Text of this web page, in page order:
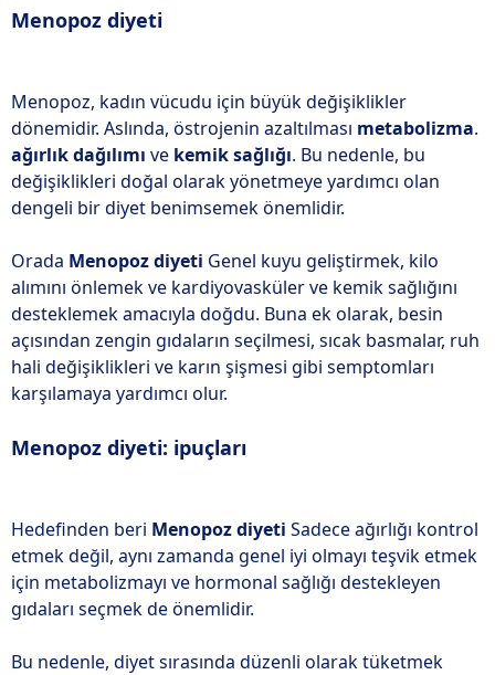
Menopoz diyeti
Menopoz, kadın vücudu için büyük değişiklikler
dönemidir. Aslında, östrojenin azaltılması metabolizma.
ağırlık dağılımı ve kemik sağlığı. Bu nedenle, bu
değişiklikleri doğal olarak yönetmeye yardımcı olan
dengeli bir diyet benimsemek önemlidir.
Orada Menopoz diyeti Genel kuyu geliştirmek, kilo
alımını önlemek ve kardiyovasküler ve kemik sağlığını
desteklemek amacıyla doğdu. Buna ek olarak, besin
açısından zengin gıdaların seçilmesi, sıcak basmalar, ruh
hali değişiklikleri ve karın şişmesi gibi semptomları
karşılamaya yardımcı olur.
Menopoz diyeti: ipuçları
Hedefinden beri Menopoz diyeti Sadece ağırlığı kontrol
etmek değil, aynı zamanda genel iyi olmayı teşvik etmek
için metabolizmayı ve hormonal sağlığı destekleyen
gıdaları seçmek de önemlidir.
Bu nedenle, diyet sırasında düzenli olarak tüketmek